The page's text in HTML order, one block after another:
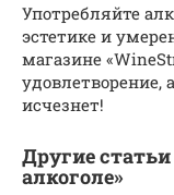
Употребляйте
эстетике и
магазине
удовлетворение,
исчезнет!
Другие
алкоголе»